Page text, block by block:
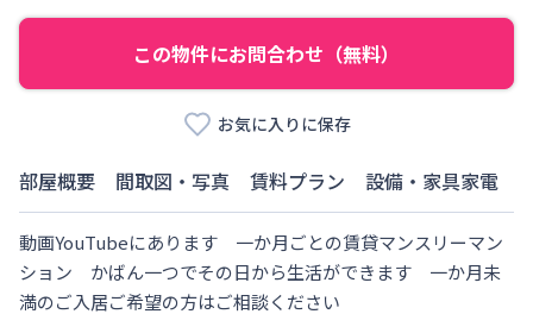
この物件にお問合わせ（無料）
お気に入りに保存
部屋概要 間取図・写真 賃料プラン 設備・家具家電
動画YouTubeにあります　一か月ごとの賃貸マンスリーマン
ション　かばん一つでその日から生活ができます　一か月未
満のご入居ご希望の方はご相談ください